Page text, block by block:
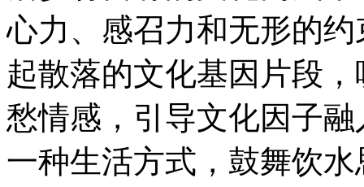
心力、感召力和无形的
起散落的文化基因片段
愁情感，引导文化因子
一种生活方式，鼓舞饮